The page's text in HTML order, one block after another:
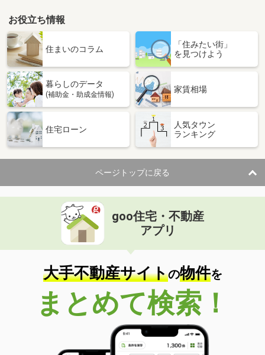
大阪府大阪市東淀川区大隅２丁目３－２６
価 格
2.50万円
大阪府大阪市東淀川区大隅２丁目３－
２６
専有面積
17.12m²
間取り
ワンルーム
大阪府松原市高見の里２丁目
価 格
7.08万円
住 所
大阪府松原市高見の里２丁目
専有面積 35.47m²
大阪府大阪市東淀川区西淡路４丁目２９１－１
価 格
住 所
大阪府大阪市東淀川区西淡路４丁目２
専有面積 21.86m²
間取り
1K
大阪府大阪市淀川区西中島２丁目
10.95万円
住 所
大阪府大阪市淀川区西中島２丁目
お役立ち情報
住まいのコラム
「住みたい街」
を見つけよう
暮らしのデータ
(補助金・助成金情報)
家賃相場
住宅ローン
人気タウン
ランキング
ページトップに戻る
goo住宅・不動産
アプリ
大手不動産サイトの物件を
まとめて検索！